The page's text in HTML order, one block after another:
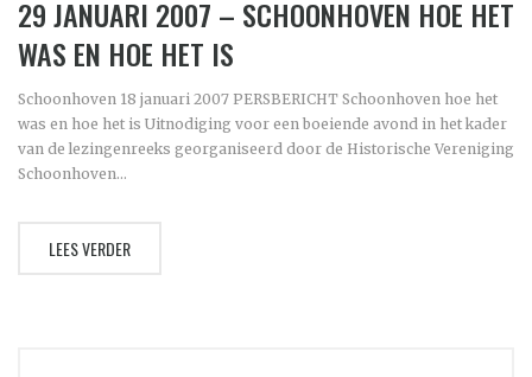
29 JANUARI 2007 – SCHOONHOVEN HOE HET
WAS EN HOE HET IS
Schoonhoven 18 januari 2007 PERSBERICHT Schoonhoven hoe het
was en hoe het is Uitnodiging voor een boeiende avond in het kader
van de lezingenreeks georganiseerd door de Historische Vereniging
Schoonhoven...
LEES VERDER